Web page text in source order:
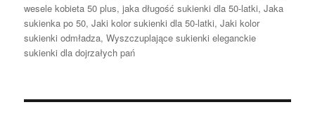
wesele kobieta 50 plus,jaka długość sukienki dla 50-latki,Jaka
sukienka po 50,Jaki kolor sukienki dla 50-latki,Jaki kolor
sukienki odmładza,Wyszczuplające sukienki eleganckie
sukienki dla dojrzałych pań